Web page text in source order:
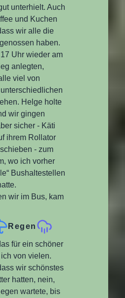
unterhielt. Auch
und Kuchen
wir alle die
haben.
Uhr wieder am
anlegten,
viel von
Helge holte
wir gingen
sicher - Käti
ihrem Rollator
- zum
wo ich vorher
Bushaltestellen
wir im Bus, kam
Regen
für ein schöner
ich von vielen.
wir schönstes
hatten, nein,
wartete, bis